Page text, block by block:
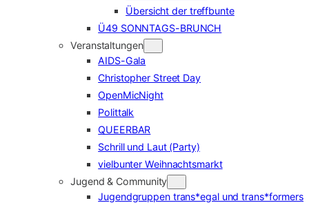
Übersicht der treffbunte
Ü49 SONNTAGS-BRUNCH
Veranstaltungen
AIDS-Gala
Christopher Street Day
OpenMicNight
Polittalk
QUEERBAR
Schrill und Laut (Party)
vielbunter Weihnachtsmarkt
Jugend & Community
Jugendgruppen trans*egal und trans*formers